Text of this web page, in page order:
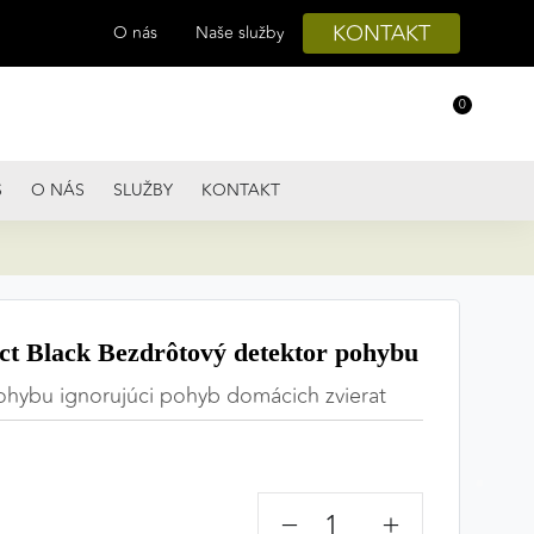
O nás Naše služby KONTAKT
0
O NÁS SLUŽBY KONTAKT
Black Bezdrôtový detektor pohybu
ignorujúci pohyb domácich zvierat
− +